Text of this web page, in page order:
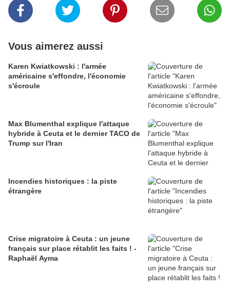
Vous aimerez aussi
Karen Kwiatkowski : l'armée
américaine s'effondre, l'économie
s'écroule
Max Blumenthal explique l'attaque
hybride à Ceuta et le dernier TACO de
Trump sur l'Iran
Incendies historiques : la piste
étrangère
Crise migratoire à Ceuta : un jeune
français sur place rétablit les faits ! -
Raphaël Ayma